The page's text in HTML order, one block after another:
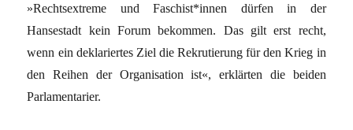
»Rechtsextreme und Faschist*innen dürfen in der
Hansestadt kein Forum bekommen. Das gilt erst recht,
wenn ein deklariertes Ziel die Rekrutierung für den Krieg in
den Reihen der Organisation ist«, erklärten die beiden
Parlamentarier.